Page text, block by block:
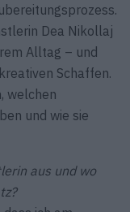
Dea Nikollaj
Alltag – und
Schaffen.
welchen
und wie sie
aus und wo